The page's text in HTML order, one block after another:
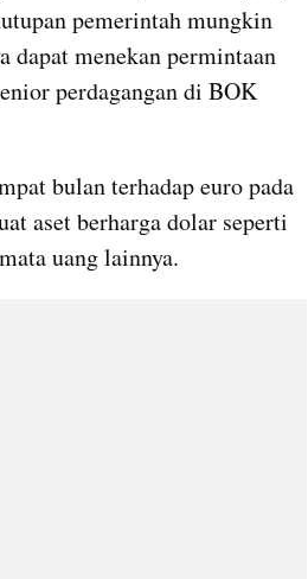
pemerintah mungkin
dapat menekan permintaan
perdagangan di BOK
bulan terhadap euro pada
aset berharga dolar seperti
uang lainnya.